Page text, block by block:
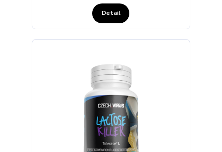
Detail